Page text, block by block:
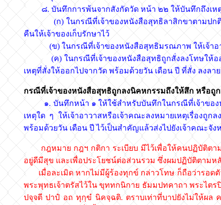
๘. บันทึกการพ้นจากสังกัดวัด หน้า ๒๒ ให้บันทึกถึงเหตุ
(ก) ในกรณีที่เจ้าของหนังสือสุทธิลาสิกขาตามปกติให้
คืนให้เจ้าของเก็บรักษาไว้
(ข) ในกรณีที่เจ้าของหนังสือสุทธิมรณภาพ ให้เจ้าอาว
(ค) ในกรณีที่เจ้าของหนังสือสุทธิถูกสั่งลงโทษให้ออกจ
เหตุที่สั่งให้ออกไปจากวัด พร้อมด้วยวัน เดือน ปี ที่สั่ง ลงล
กรณีที่เจ้าของหนังสือสุทธิถูกลงนิคหกรรมถึงให้สึก หรือถู
๑. บันทึกหน้า ๑ ให้ใช้สำหรับบันทึกในกรณีที่เจ้าของห
เหตุใด ๆ ให้เจ้าอาวาสหรือเจ้าคณะลงหมายเหตุเรื่อง
พร้อมด้วยวัน เดือน ปี ไว้เป็นสำคัญแล้วส่งไปยังเจ้าคณะจั
กฎหมาย กฎฯ กติกา ระเบียบ มีไว้เพื่อให้คนปฏิบัติตาม
อยู่ดีมีสุข และเพื่อประโยชน์ต่อส่วนรวม ซึ่งผมปฏิบัติตามห
เมื่อละเมิด หากไม่มีผู้ร้องทุกข์ กล่าวโทษ ก็ถือว่ารอด
พระพุทธเจ้าตรัสไว้ใน ขุททกนิกาย ธัมมปทคาถา พระไต
ปจฺจตี ปาปํ อถ ทุกฺขํ นิคจฺฉติ. ตราบเท่าที่บาปยังไม่ให้ผล